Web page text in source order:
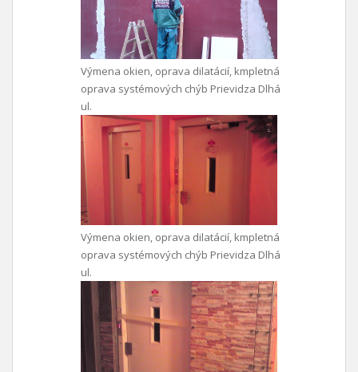
Výmena okien, oprava dilatácií, kmpletná
oprava systémových chýb Prievidza Dlhá
ul.
Výmena okien, oprava dilatácií, kmpletná
oprava systémových chýb Prievidza Dlhá
ul.